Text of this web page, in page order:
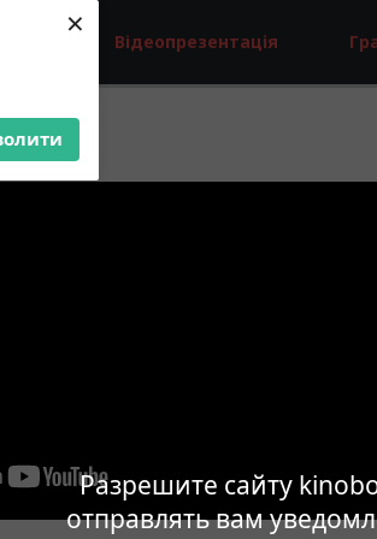
×
Разрешите сайту
отправлять вам
Відеопрезентація